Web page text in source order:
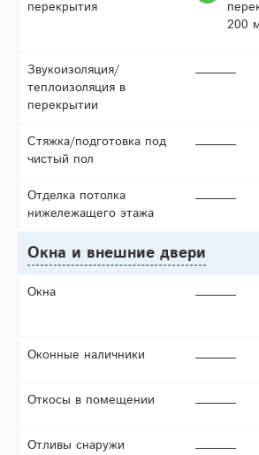
перекрытия
200
Звукоизоляция/
теплоизоляция в
перекрытии
Стяжка/подготовка под
чистый пол
Отделка потолка
нижележащего этажа
Окна и внешние двери
Окна
Оконные наличники
Откосы в помещении
Отливы снаружи